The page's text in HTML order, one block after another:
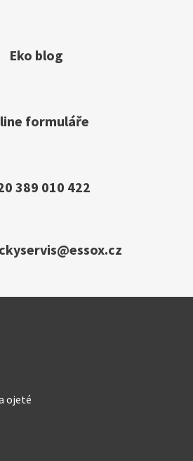
Eko blog
formuláře
389 010 422
ojeté